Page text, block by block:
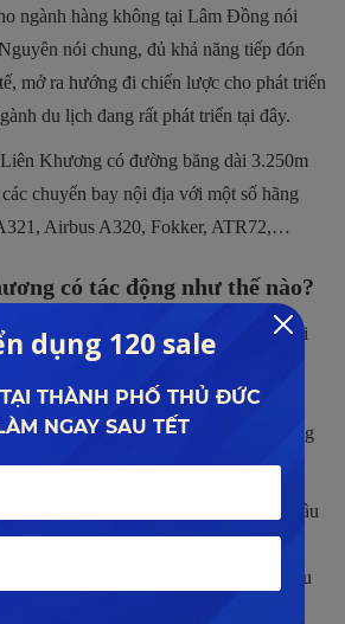
ngành hàng không tại Lâm Đồng nói
nói chung, đủ khả năng tiếp đón
mở ra hướng đi chiến lược cho phát triển
du lịch đang rất phát triển tại đây.
Khương có đường băng dài 3.250m
chuyến bay nội địa với một số hãng
Airbus A320, Fokker, ATR72,…
có tác động như thế nào?
của việc phát triển sân bay quốc tế tại
quyền tỉnh Lâm Đồng đã đã chú
không liên khương trở thành một
đẩy sự phát triển kinh tế và xã hội trong
đến nay, sân bay này đã trở thành cầu
nội địa với lưu lượng hàng hóa và
tăng lên. Để có thể đáp ứng được nhu
hàng hóa trong tương lai, UBND tỉnh